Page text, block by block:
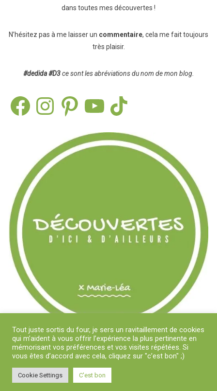
dans toutes mes découvertes !
N’hésitez pas à me laisser un commentaire, cela me fait toujours
très plaisir.
#dedida #D3ce sont les abréviations du nom de mon blog.
FacebookInstagramPinterest TikTok
Copyright © 2018-2024 Découvertes D'Ici et D'Ailleurs x Marie-Léa | Tous
Tout juste sortis du four, je sers un ravitaillement de cookies
qui m’aident à vous offrir l’expérience la plus pertinente en
mémorisant vos préférences et vos visites répétées. Si
vous êtes d’accord avec cela, cliquez sur "c’est bon" ;)
Cookie Settings C'est bon